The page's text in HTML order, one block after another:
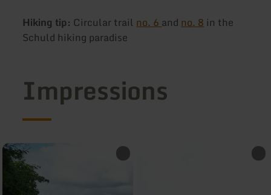
Hiking tip: Circular trail no. 6 and no. 8 in the
Schuld hiking paradise
Impressions